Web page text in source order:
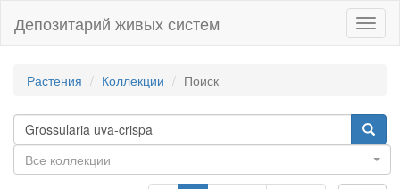
Депозитарий живых систем
Растения Коллекции Поиск
Все коллекции